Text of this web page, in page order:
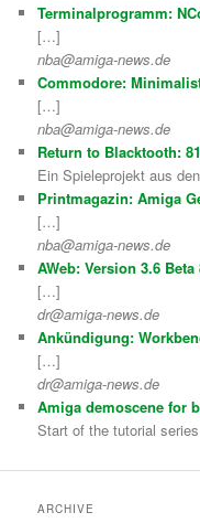
Terminalprogramm:
[…]
nba@amiga-news.de
Commodore:
[…]
nba@amiga-news.de
Return to Blacktooth:
Ein Spieleprojekt aus
Printmagazin: Amiga
[…]
nba@amiga-news.de
AWeb: Version 3.6
[…]
dr@amiga-news.de
Ankündigung:
[…]
dr@amiga-news.de
Amiga demoscene for
Start of the tutorial
ARCHIVE